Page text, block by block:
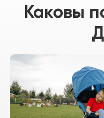
Каковы